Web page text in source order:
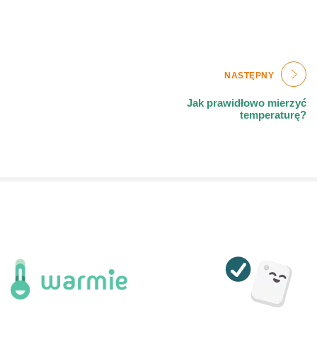
NASTĘPNY
Jak prawidłowo mierzyć
temperaturę?
Home